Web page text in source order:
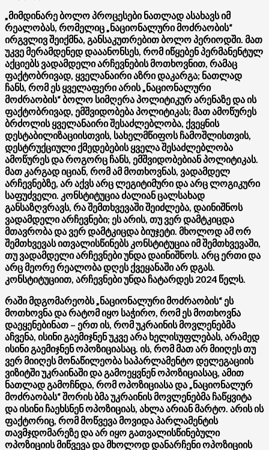
„მიმდინარე ბოლო პროცესები ნათლად ასახავს იმ
რეალობას, რომელიც „ნაციონალური მოძრაობის“
ირგვლივ შეიქმნა, განსაკუთრებით ბოლო პერიოდში. მათ
უკვე მერამდენედ დააანონსეს, რომ იწყებენ პერმანენტულ
აქციებს ვადამდელი არჩევნების მოთხოვნით, რამაც
ფაქტობრივად, ყველანაირი აზრი დაკარგა; ნათლად
ჩანს, რომ ეს ყველაფერი არის „ნაციონალური
მოძრაობის“ ბოლო სიმღერა პოლიტიკურ არენაზე და ის
ფაქტობრივად, ემშვიდობება პოლიტიკას; მათ ამოწურეს
ბრძოლის ყველანაირი შესაძლებლობა, ქვეყნის
დესტაბილიზაციისთვის, სახელმწიფოს ჩამოშლისთვის,
დესტრუქციული ქმედებების ყველა შესაძლებლობა
ამოწურეს და როგორც ჩანს, ემშვიდობებიან პოლიტიკას.
მათ კარგად იციან, რომ ამ მოთხოვნას, ვადამდელ
არჩევნებზე, არ აქვს არც ლეგიტიმური და არც ლოგიკური
საფუძველი. კონსტიტუცია ძალიან ცალსახად
განსაზღვრავს, რა შემთხვევაში შეიძლება, დაინიშნოს
ვადამდელი არჩევნები; ეს არის, თუ ვერ დამტკიცდა
მთავრობა და ვერ დამტკიცდა ბიუჯეტი. მხოლოდ ამ ორ
შემთხვევას ითვალისწინებს კონსტიტუცია იმ შემთხვევაში,
თუ ვადამდელი არჩევნები უნდა დაინიშნოს. არც ერთი და
არც მეორე რეალობა დღეს ქვეყანაში არ დგას.
კონსტიტუციით, არჩევნები უნდა ჩატარდეს 2024 წელს.
რაში მდგომარეობს „ნაციონალური მოძრაობის“ ეს
მოთხოვნა და რატომ იყო საჭირო, რომ ეს მოთხოვნა
დაეყენებინათ – ერთ ის, რომ უკრაინის მოვლენებმა
აჩვენა, ისინი გაემიჯნენ უკვე არა ხელისუფლებას, არამედ
ისინი გაემიჯნენ ოპოზიციასაც. ის, რომ მათ არ მიიღეს თუ
ვერ მიიღეს მონაწილეობა საპარლამენტო დელეგაციის
ვიზიტში უკრაინაში და გამოეყვნენ ოპოზიციასაც, ამით
ნათლად გამოჩნდა, რომ ოპოზიციასა და „ნაციონალურ
მოძრაობას“ შორის ბმა უკრაინის მოვლენებმა ჩაწყვიტა
და ისინი ჩაეხსნენ ოპოზიციას, ახლა არიან მარტო. არის ის
ფაქტორიც, რომ მოწვევა მოვიდა პარლამენტის
თავმჯდომარეზე და არ იყო გათვალისწინებული
ოპოზიციის მიწვევა და მხოლოდ დანარჩენი ოპოზიციის